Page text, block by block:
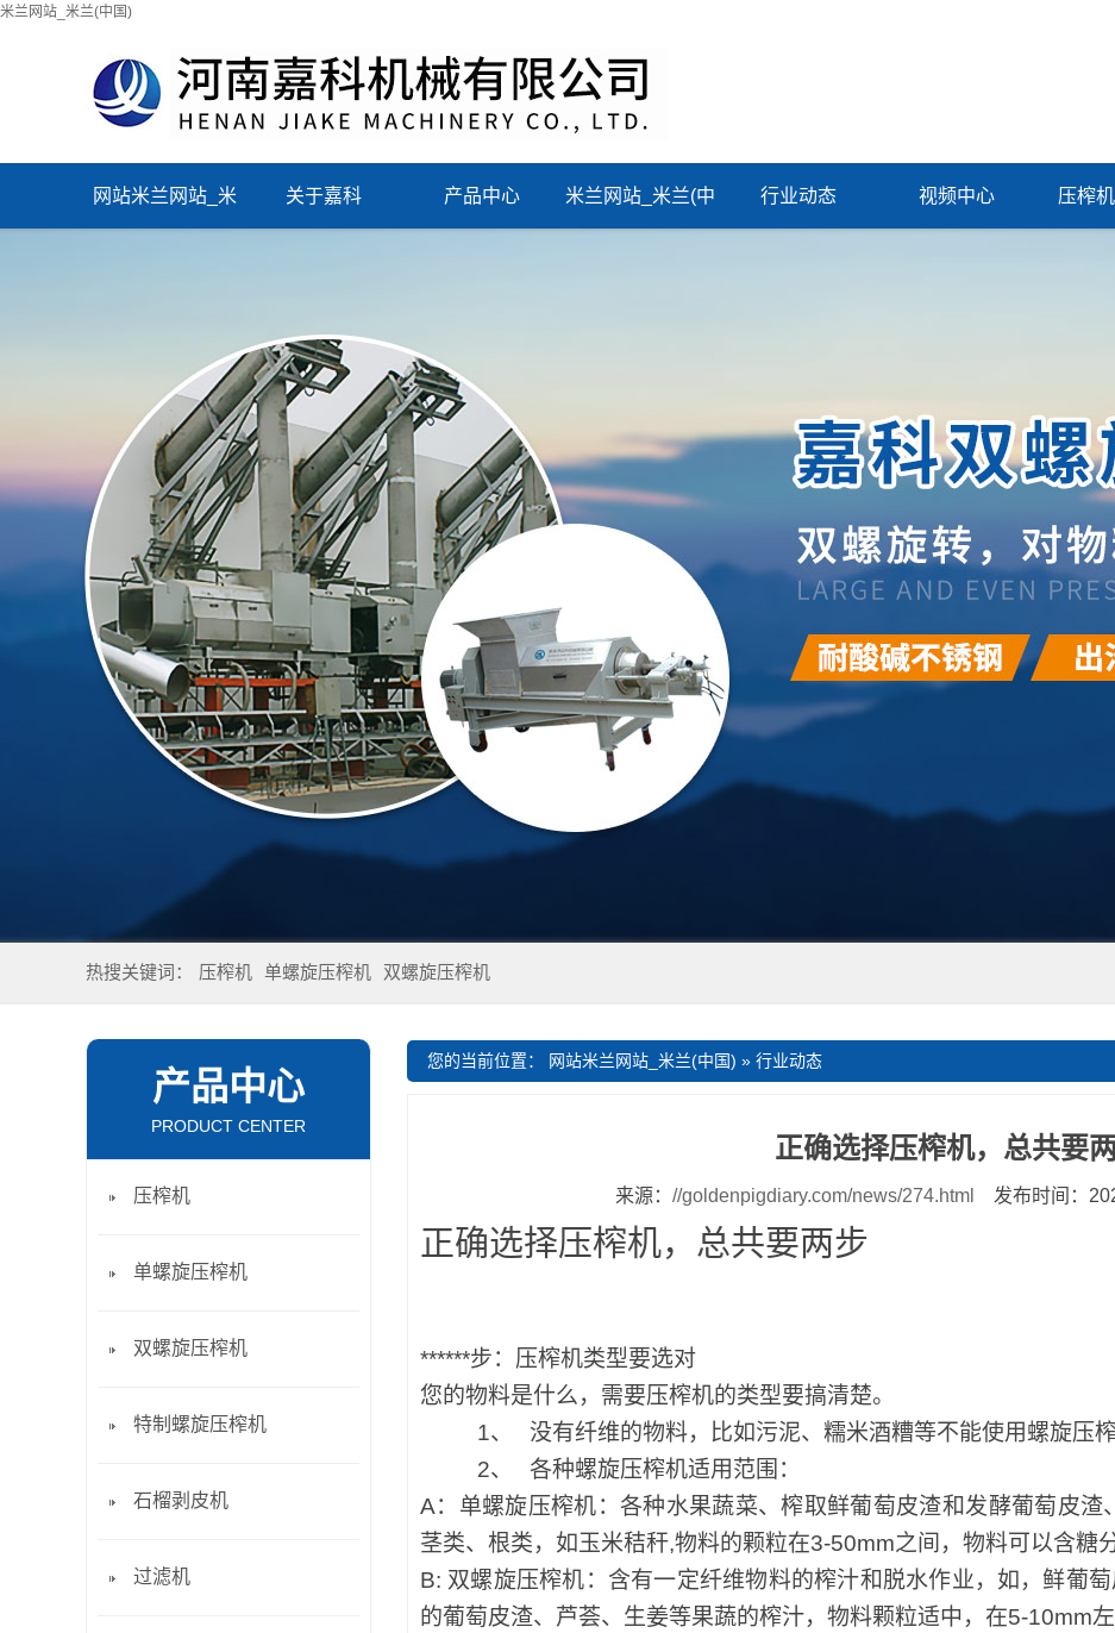
米兰网站_米兰(中国)
网站米兰网站_米 关于嘉科 产品中心 米兰网站_米兰(中 行业动态 视频中心 压榨
热搜关键词： 压榨机 单螺旋压榨机 双螺旋压榨机
您的当前位置： 网站米兰网站_米兰(中国) » 行业动态
正确选择压榨机，总共要
来源： //goldenpigdiary.com/news/274.html 发布时间：
正确选择压榨机，总共要两步
******步：压榨机类型要选对
您的物料是什么，需要压榨机的类型要搞清楚。
1、
没有纤维的物料，比如污泥、糯米酒糟等不能使用螺旋压
2、
各种螺旋压榨机适用范围：
A：单螺旋压榨机：各种水果蔬菜、榨取鲜葡萄皮渣和发酵葡萄皮
茎类、根类，如玉米秸秆,物料的颗粒在3-50mm之间，物料可以含糖
B: 双螺旋压榨机：含有一定纤维物料的榨汁和脱水作业，如，鲜葡
的葡萄皮渣、芦荟、生姜等果蔬的榨汁，物料颗粒适中，在5-10mm
产品中心
PRODUCT CENTER
压榨机
单螺旋压榨机
双螺旋压榨机
特制螺旋压榨机
石榴剥皮机
过滤机